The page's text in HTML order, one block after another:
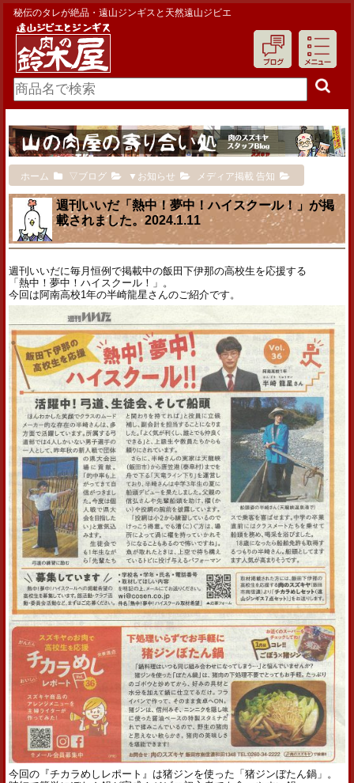
秘伝のタレが絶品・遠山ジンギスと天然遠山ジビエ
ホーム ▽ブログ ▼お知らせ メディア掲載 告知
週刊いいだ「熱中！夢中！ハイスクール！」が掲
載されました。2024.1.11
週刊いいだに毎月恒例で掲載中の飯田下伊那の高校生を応援する
「熱中！夢中！ハイスクール！」。
今回は阿南高校1年の半崎龍星さんのご紹介です。
今回の『チカラめしレポート』は猪ジンを使った「猪ジンぼたん鍋」。